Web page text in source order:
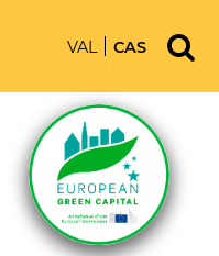
VAL CAS